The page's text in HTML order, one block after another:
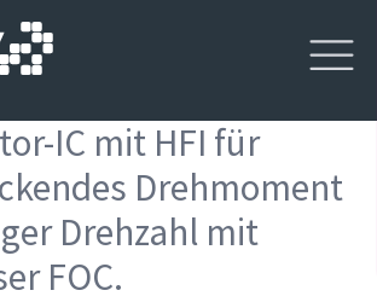
IC mit HFI für
Drehmoment
Drehzahl mit
FOC.